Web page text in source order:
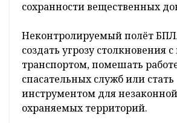
сохранности вещественных
Неконтролируемый полёт
создать угрозу столкновения
транспортом, помешать
спасательных служб или стать
инструментом для
охраняемых территорий.